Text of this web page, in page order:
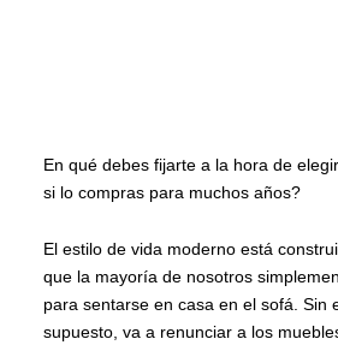
En qué debes fijarte a la hora de
si lo compras para muchos años?
El estilo de vida moderno está
que la mayoría de nosotros
para sentarse en casa en el sofá. Sin
supuesto, va a renunciar a los